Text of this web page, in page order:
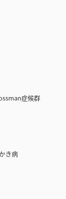
症候群
き病